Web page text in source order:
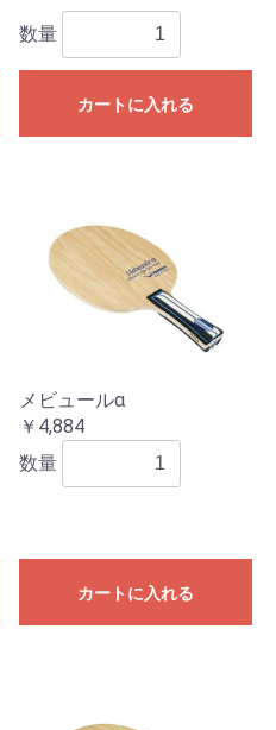
数量
カートに入れる
メビュールα
￥4,884
数量
カートに入れる